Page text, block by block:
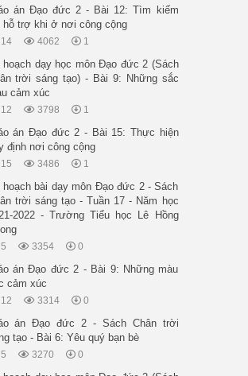
án Đạo đức 2 - Bài 12: Tìm kiếm
trợ khi ở nơi công cộng
14 4062 1
hoạch dạy học môn Đạo đức 2 (Sách
trời sáng tạo) - Bài 9: Những sắc
cảm xúc
12 3798 1
án Đạo đức 2 - Bài 15: Thực hiện
định nơi công cộng
15 3486 1
hoạch bài dạy môn Đạo đức 2 - Sách
trời sáng tạo - Tuần 17 - Năm học
2022 - Trường Tiểu học Lê Hồng
5 3354 0
án Đạo đức 2 - Bài 9: Những màu
cảm xúc
12 3314 0
án Đạo đức 2 - Sách Chân trời
tạo - Bài 6: Yêu quý bạn bè
5 3270 0